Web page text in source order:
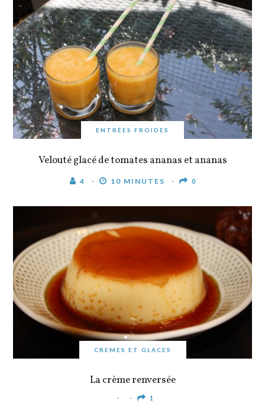
ENTRÉES FROIDES
Velouté glacé de tomates ananas et ananas
4 10 MINUTES 0
CREMES ET GLACES
La crème renversée
1